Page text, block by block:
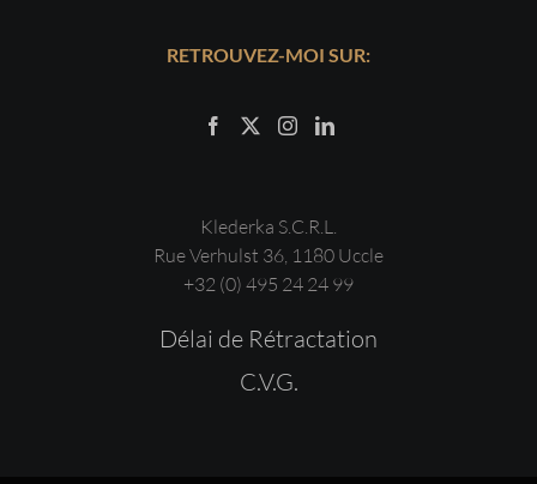
RETROUVEZ-MOI SUR:
Klederka S.C.R.L.
Rue Verhulst 36, 1180 Uccle
+32 (0) 495 24 24 99
Délai de Rétractation
C.V.G.